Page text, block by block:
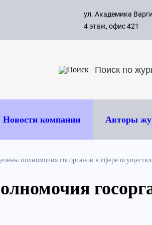
ул. Академика
4 этаж, офис 421
Новости компании Авторы
полномочия госорганов в сфере